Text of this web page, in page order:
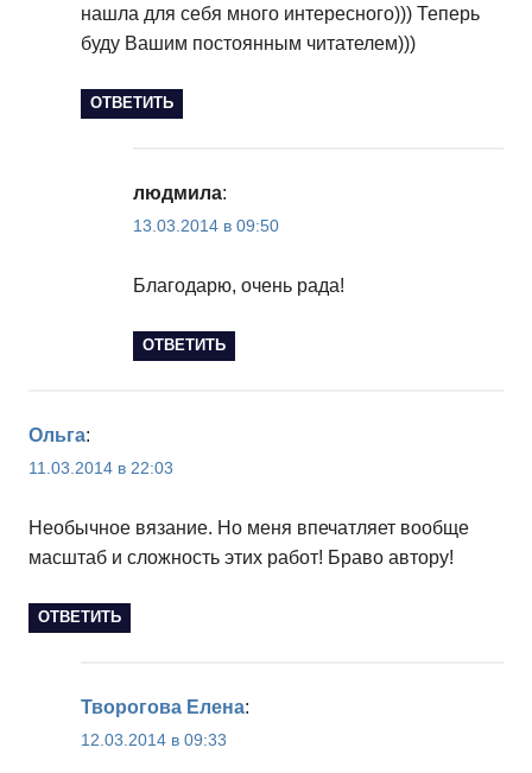
нашла для себя много интересного))) Теперь
буду Вашим постоянным читателем)))
ОТВЕТИТЬ
людмила:
13.03.2014 в 09:50
Благодарю, очень рада!
ОТВЕТИТЬ
Ольга:
11.03.2014 в 22:03
Необычное вязание. Но меня впечатляет вообще
масштаб и сложность этих работ! Браво автору!
ОТВЕТИТЬ
Творогова Елена:
12.03.2014 в 09:33